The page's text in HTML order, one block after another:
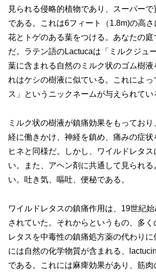
見られる侵略的植物であり、スーパー
である。これは6フィート（1.8m)の高
花とトゲのある葉をつける。あなたの
だ。ラテン語のLactucaは「ミルクジュ
葉に含まれる自然のミルク状のゴム樹液
れはケシの樹液に似ている。これによっ
ス」というニックネームが与えられてい
ミルク状の樹液が鎮痛効果をもってお
経に働きかけ、神経を鎮め、痛みの症
ヒネと同様だ。しかし、ワイルドレタ
い。また、アヘン剤に共通して見られ
い。吐き気、嘔吐、便秘である。
ワイルドレタスの鎮痛作用は、19世紀
されていた。それからというもの、多く
レタスを中毒性の鎮痛処方薬の代わり
には自然の化学物質が含まれる、
である。これには麻痺効果があり、筋肉